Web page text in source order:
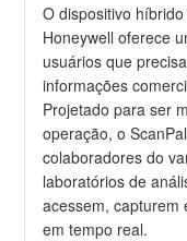
O dispositivo
Honeywell oferece
usuários que
informações
Projetado para ser
operação, o
colaboradores do
laboratórios de
acessem, capturem
em tempo real.